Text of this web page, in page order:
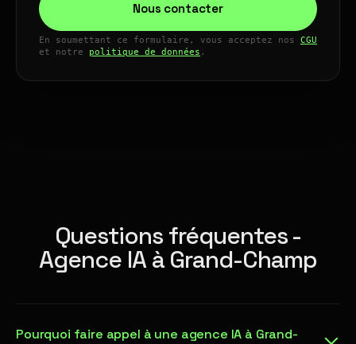
Nous contacter
En soumettant ce formulaire, vous acceptez nos CGU
et notre politique de données .
Questions fréquentes -
Agence IA à Grand-Champ
Pourquoi faire appel à une agence IA à Grand-